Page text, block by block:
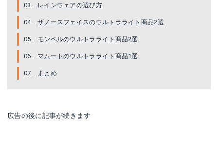
レインウェアの選び方
ザノースフェイスのウルトラライト商品2選
モンベルのウルトラライト商品2選
マムートのウルトラライト商品1選
まとめ
広告の後に記事が続きます
Yahoo!ショッピングで見る